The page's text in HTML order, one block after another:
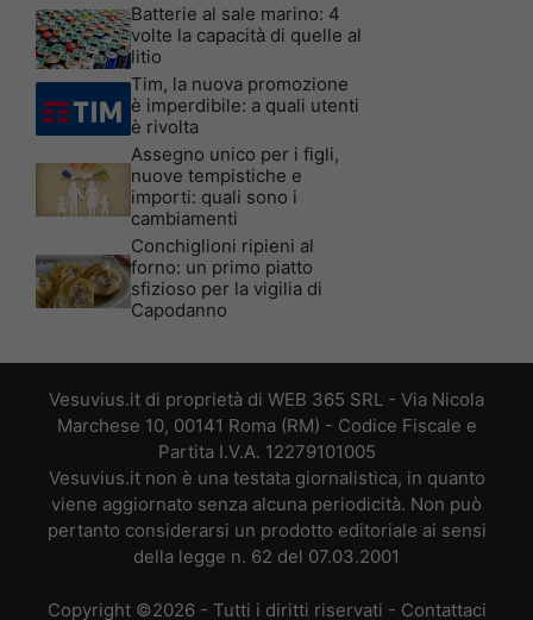
Batterie al sale marino: 4
volte la capacità di quelle al
litio
Tim, la nuova promozione
è imperdibile: a quali utenti
è rivolta
Assegno unico per i figli,
nuove tempistiche e
importi: quali sono i
cambiamenti
Conchiglioni ripieni al
forno: un primo piatto
sfizioso per la vigilia di
Capodanno
Vesuvius.it di proprietà di WEB 365 SRL - Via Nicola
Marchese 10, 00141 Roma (RM) - Codice Fiscale e
Partita I.V.A. 12279101005
Vesuvius.it non è una testata giornalistica, in quanto
viene aggiornato senza alcuna periodicità. Non può
pertanto considerarsi un prodotto editoriale ai sensi
della legge n. 62 del 07.03.2001
Copyright ©2026 - Tutti i diritti riservati - Contattaci